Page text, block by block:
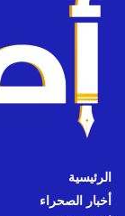
الرئيسية
أخبار الصحراء